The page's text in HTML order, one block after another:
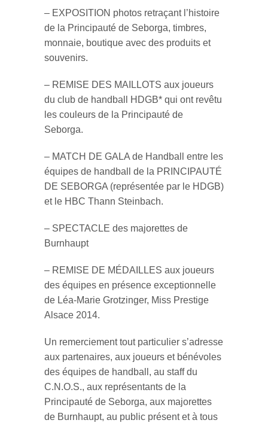
– EXPOSITION photos retraçant l’histoire
de la Principauté de Seborga, timbres,
monnaie, boutique avec des produits et
souvenirs.
– REMISE DES MAILLOTS aux joueurs
du club de handball HDGB* qui ont revêtu
les couleurs de la Principauté de
Seborga.
– MATCH DE GALA de Handball entre les
équipes de handball de la PRINCIPAUTÉ
DE SEBORGA (représentée par le HDGB)
et le HBC Thann Steinbach.
– SPECTACLE des majorettes de
Burnhaupt
– REMISE DE MÉDAILLES aux joueurs
des équipes en présence exceptionnelle
de Léa-Marie Grotzinger, Miss Prestige
Alsace 2014.
Un remerciement tout particulier s’adresse
aux partenaires, aux joueurs et bénévoles
des équipes de handball, au staff du
C.N.O.S., aux représentants de la
Principauté de Seborga, aux majorettes
de Burnhaupt, au public présent et à tous